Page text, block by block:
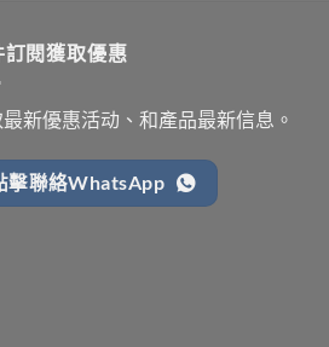
訂閱獲取優惠
新優惠活动、和產品最新信息。
擊聯絡WhatsApp